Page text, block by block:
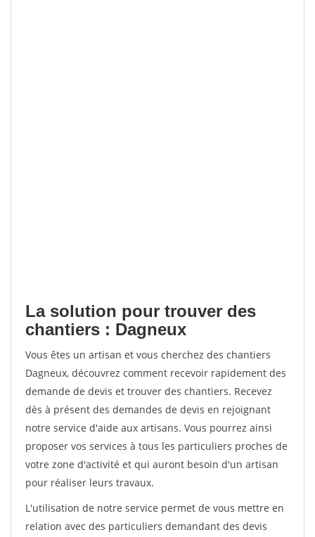
La solution pour trouver des
chantiers : Dagneux
Vous êtes un artisan et vous cherchez des chantiers
Dagneux, découvrez comment recevoir rapidement des
demande de devis et trouver des chantiers. Recevez
dès à présent des demandes de devis en rejoignant
notre service d'aide aux artisans. Vous pourrez ainsi
proposer vos services à tous les particuliers proches de
votre zone d'activité et qui auront besoin d'un artisan
pour réaliser leurs travaux.
L'utilisation de notre service permet de vous mettre en
relation avec des particuliers demandant des devis